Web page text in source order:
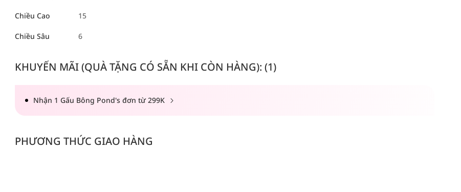
Chiều Cao 15
Chiều Sâu 6
KHUYẾN MÃI (QUÀ TẶNG CÓ SẴN KHI CÒN HÀNG): (1)
Nhận 1 Gấu Bông Pond's đơn từ 299K
PHƯƠNG THỨC GIAO HÀNG